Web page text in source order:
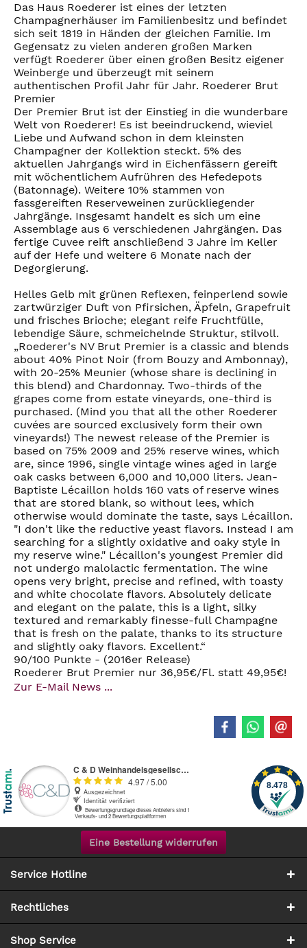
Das Haus Roederer ist eines der letzten
Champagnerhäuser im Familienbesitz und befindet
sich seit 1819 in Händen der gleichen Familie. Im
Gegensatz zu vielen anderen großen Marken
verfügt Roederer über einen großen Besitz eigener
Weinberge und überzeugt mit seinem
authentischen Profil Jahr für Jahr. Roederer Brut
Premier
Der Premier Brut ist der Einstieg in die wunderbare
Welt von Roederer! Es ist beeindruckend, wieviel
Liebe und Aufwand schon in dem kleinsten
Champagner der Kollektion steckt. 5% des
aktuellen Jahrgangs wird in Eichenfässern gereift
mit wöchentlichem Aufrühren des Hefedepots
(Batonnage). Weitere 10% stammen von
fassgereiften Reserveweinen zurückliegender
Jahrgänge. Insgesamt handelt es sich um eine
Assemblage aus 6 verschiedenen Jahrgängen. Das
fertige Cuvee reift anschließend 3 Jahre im Keller
auf der Hefe und weitere 6 Monate nach der
Degorgierung.
Helles Gelb mit grünen Reflexen, feinperlend sowie
zartwürziger Duft von Pfirsichen, Äpfeln, Grapefruit
und frisches Brioche; elegant reife Fruchtfülle,
lebendige Säure, schmeichelnde Struktur, stilvoll.
„Roederer's NV Brut Premier is a classic and blends
about 40% Pinot Noir (from Bouzy and Ambonnay),
with 20-25% Meunier (whose share is declining in
this blend) and Chardonnay. Two-thirds of the
grapes come from estate vineyards, one-third is
purchased. (Mind you that all the other Roederer
cuvées are sourced exclusively form their own
vineyards!) The newest release of the Premier is
based on 75% 2009 and 25% reserve wines, which
are, since 1996, single vintage wines aged in large
oak casks between 6,000 and 10,000 liters. Jean-
Baptiste Lécaillon holds 160 vats of reserve wines
that are stored blank, so without lees, which
otherwise would dominate the taste, says Lécaillon.
"I don't like the reductive yeast flavors. Instead I am
searching for a slightly oxidative and oaky style in
my reserve wine." Lécaillon's youngest Premier did
not undergo malolactic fermentation. The wine
opens very bright, precise and refined, with toasty
and white chocolate flavors. Absolutely delicate
and elegant on the palate, this is a light, silky
textured and remarkably finesse-full Champagne
that is fresh on the palate, thanks to its structure
and slightly oaky flavors. Excellent.“
90/100 Punkte - (2016er Release)
Roederer Brut Premier nur 36,95€/Fl. statt 49,95€!
Zur E-Mail News ...
Eine Bestellung widerrufen
Service Hotline
Rechtliches
Shop Service